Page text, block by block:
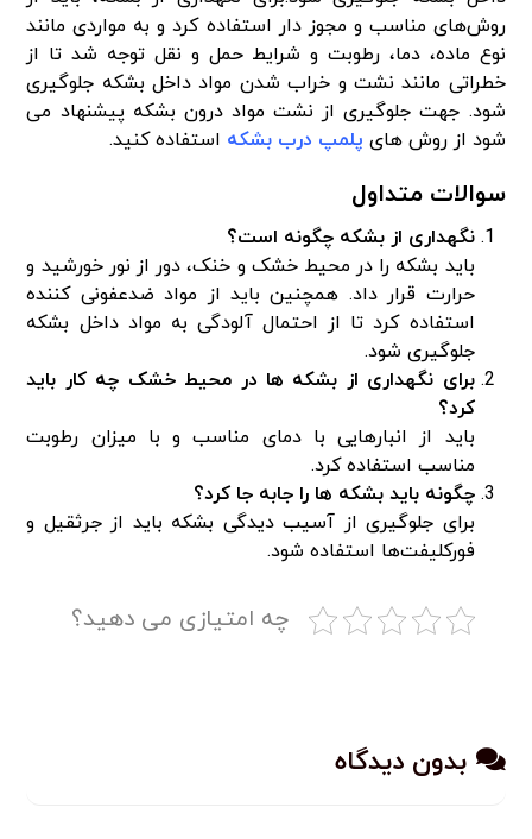
روش‌های مناسب و مجوز دار استفاده کرد و به مواردی مانند
نوع ماده، دما، رطوبت و شرایط حمل و نقل توجه شد تا از
خطراتی مانند نشت و خراب شدن مواد داخل بشکه جلوگیری
شود. جهت جلوگیری از نشت مواد درون بشکه پیشنهاد می
شود از روش های پلمپ درب بشکه استفاده کنید.
سوالات متداول
نگهداری از بشکه چگونه است؟
باید بشکه را در محیط خشک و خنک، دور از نور خورشید و
حرارت قرار داد. همچنین باید از مواد ضدعفونی کننده
استفاده کرد تا از احتمال آلودگی به مواد داخل بشکه
جلوگیری شود.
برای نگهداری از بشکه ها در محیط خشک چه کار باید
کرد؟
باید از انبارهایی با دمای مناسب و با میزان رطوبت
مناسب استفاده کرد.
چگونه باید بشکه ها را جابه جا کرد؟
برای جلوگیری از آسیب دیدگی بشکه باید از جرثقیل و
فورکلیفت‌ها استفاده شود.
چه امتیازی می دهید؟
بدون دیدگاه